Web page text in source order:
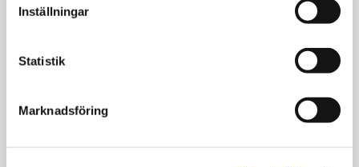
Inställningar
Statistik
Marknadsföring
Om du funderar på en luft/luft-